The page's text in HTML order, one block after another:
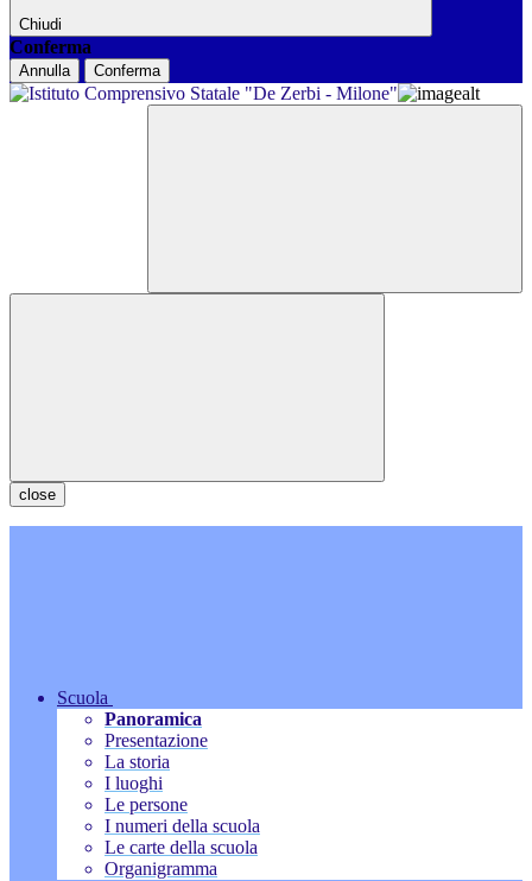
Chiudi
Conferma
Annulla Conferma
close
Scuola
Panoramica
Presentazione
La storia
I luoghi
Le persone
I numeri della scuola
Le carte della scuola
Organigramma